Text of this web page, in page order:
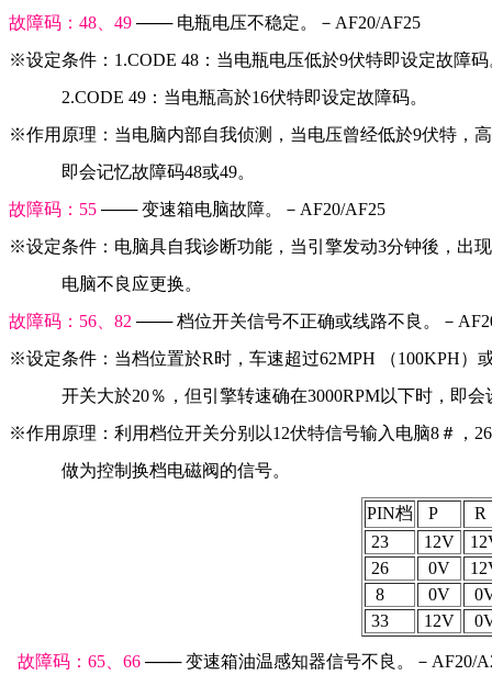
故障码：48、49 ─── 电瓶电压不稳定。－AF20/AF25
※设定条件：1.CODE 48：当电瓶电压低於9伏特即设定故障码
            2.CODE 49：当电瓶高於16伏特即设定故障码。
※作用原理：当电脑内部自我侦测，当电压曾经低於9伏特，
            即会记忆故障码48或49。
故障码：55 ─── 变速箱电脑故障。－AF20/AF25
※设定条件：电脑具自我诊断功能，当引擎发动3分钟後，出
            电脑不良应更换。
故障码：56、82 ─── 档位开关信号不正确或线路不良。－
※设定条件：当档位置於R时，车速超过62MPH （100KPH）
开关大於20％，但引擎转速确在3000RPM以下时，即
※作用原理：利用档位开关分别以12伏特信号输入电脑8＃，
            做为控制换档电磁阀的信号。
PIN档
  P
23
12V
26
  0V
  8
  0V
33
12V
故障码：65、66 ─── 变速箱油温感知器信号不良。－AF20/